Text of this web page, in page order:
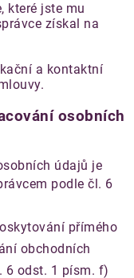
které jste mu
získal na
a kontaktní
osobních
údajů je
podle čl. 6
přímého
obchodních
6 odst. 1 písm. f)